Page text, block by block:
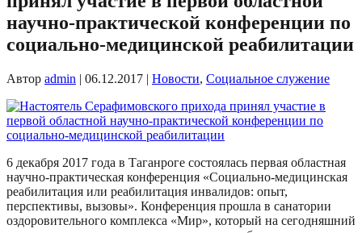
научно-практической конференции по
социально-медицинской реабилитации
Автор admin | 06.12.2017 | Новости, Социальное служение
6 декабря 2017 года в Таганроге состоялась первая областная
научно-практическая конференция «Социально-медицинская
реабилитация или реабилитация инвалидов: опыт,
перспективы, вызовы». Конференция прошла в санатории
оздоровительного комплекса «Мир», который на сегодняшний